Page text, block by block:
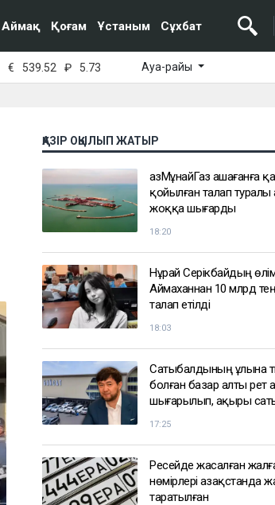
Аймақ Қоғам Ұстаным Сұхбат
€ 539.52 ₽ 5.73 Ауа-райы
ҚАЗІР ОҚЫЛЫП ЖАТЫР
ҚазМұнайГаз Қашағанға
қойылған талап туралы
жоққа шығарды
18:20
Нұрай Серікбайдың
Аймаханнан 10 млрд
талап етілді
18:03
Сатыбалдының ұлына
болған базар алты рет
шығарылып, ақыры
17:25
Ресейде жасалған
нөмірлері Қазақстанда
таратылған